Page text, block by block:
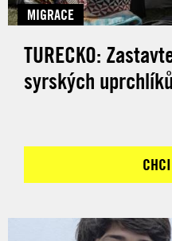
MIGRACE
TURECKO:
syrských uprchlíků